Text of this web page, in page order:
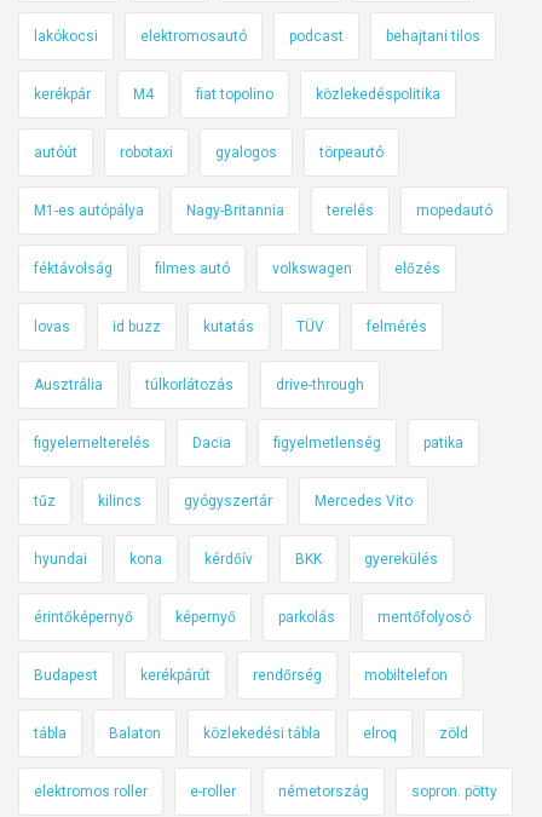
lakókocsi elektromosautó podcast behajtani tilos
kerékpár M4 fiat topolino közlekedéspolitika
autóút robotaxi gyalogos törpeautó
M1-es autópálya Nagy-Britannia terelés mopedautó
féktávolság filmes autó volkswagen előzés
lovas id buzz kutatás TÜV felmérés
Ausztrália túlkorlátozás drive-through
figyelemelterelés Dacia figyelmetlenség patika
tűz kilincs gyógyszertár Mercedes Vito
hyundai kona kérdőív BKK gyerekülés
érintőképernyő képernyő parkolás mentőfolyosó
Budapest kerékpárút rendőrség mobiltelefon
tábla Balaton közlekedési tábla elroq zöld
elektromos roller e-roller németország sopron. pötty